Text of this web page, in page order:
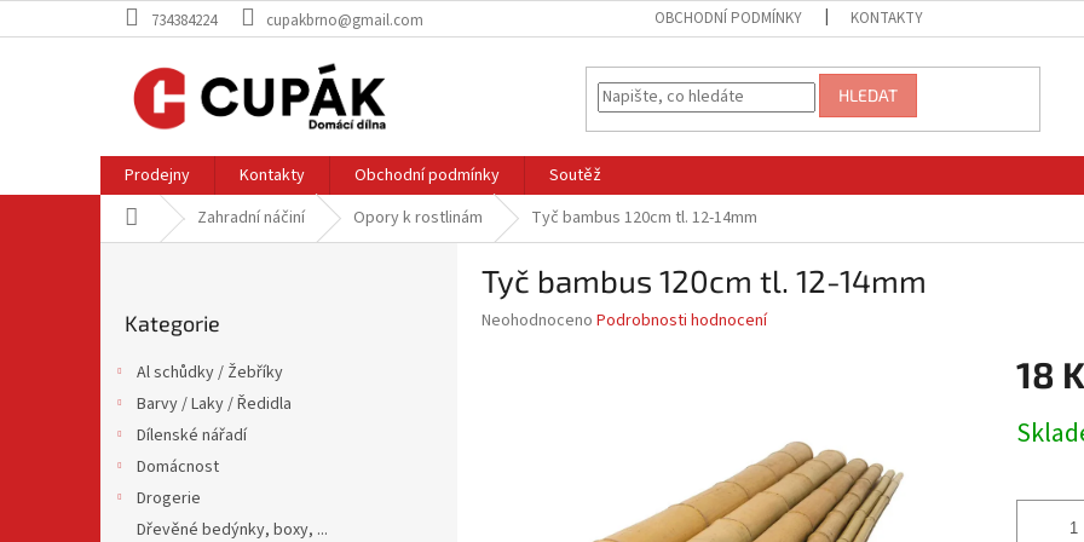
na
734384224 cupakbrno@gmail.com OBCHODNÍ PODMÍNKY KONTAKTY
HLEDAT
Prodejny Kontakty Obchodní podmínky
Soutěž
Domů Zahradní náčiní Opory k rostlinám Tyč bambus 120cm tl. 12-14mm
kategorie
Kategorie
Al schůdky / Žebříky
Barvy / Laky / Ředidla
Dílenské nářadí
Domácnost
Drogerie
Dřevěné bedýnky, boxy, ...
Tyč bambus 120cm tl. 12-14mm
Průměrné
Neohodnoceno Podrobnosti hodnocení
18
cena: